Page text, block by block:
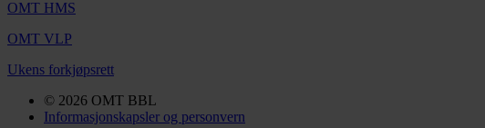
OMT HMS
OMT VLP
Ukens forkjøpsrett
© 2026 OMT BBL
Informasjonskapsler og personvern